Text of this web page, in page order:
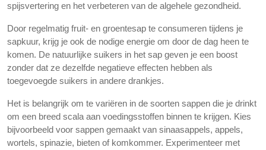
spijsvertering en het verbeteren van de algehele gezondheid.
Door regelmatig fruit- en groentesap te consumeren tijdens je
sapkuur, krijg je ook de nodige energie om door de dag heen te
komen. De natuurlijke suikers in het sap geven je een boost
zonder dat ze dezelfde negatieve effecten hebben als
toegevoegde suikers in andere drankjes.
Het is belangrijk om te variëren in de soorten sappen die je drinkt
om een breed scala aan voedingsstoffen binnen te krijgen. Kies
bijvoorbeeld voor sappen gemaakt van sinaasappels, appels,
wortels, spinazie, bieten of komkommer. Experimenteer met